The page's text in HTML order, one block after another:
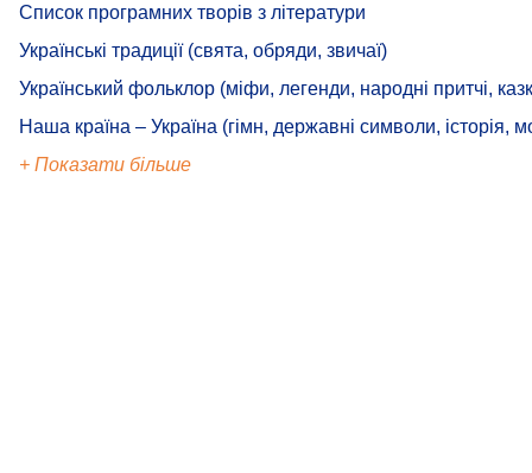
Список програмних творів з літератури
Українські традиції (свята, обряди, звичаї)
Український фольклор (міфи, легенди, народні притчі,
Наша країна – Україна (гімн, державні символи, історія,
+ Показати більше